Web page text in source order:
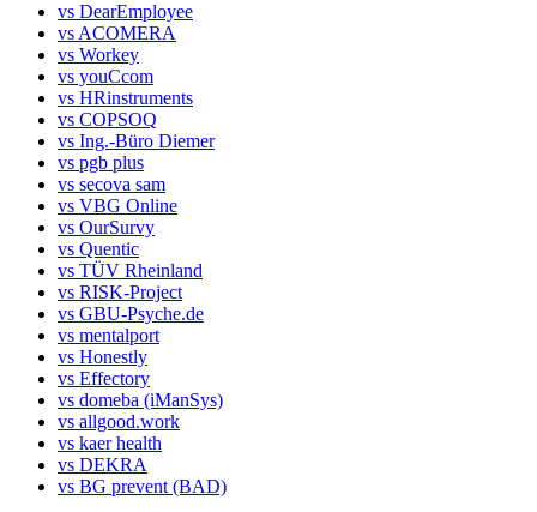
vs DearEmployee
vs ACOMERA
vs Workey
vs youCcom
vs HRinstruments
vs COPSOQ
vs Ing.-Büro Diemer
vs pgb plus
vs secova sam
vs VBG Online
vs OurSurvy
vs Quentic
vs TÜV Rheinland
vs RISK-Project
vs GBU-Psyche.de
vs mentalport
vs Honestly
vs Effectory
vs domeba (iManSys)
vs allgood.work
vs kaer health
vs DEKRA
vs BG prevent (BAD)